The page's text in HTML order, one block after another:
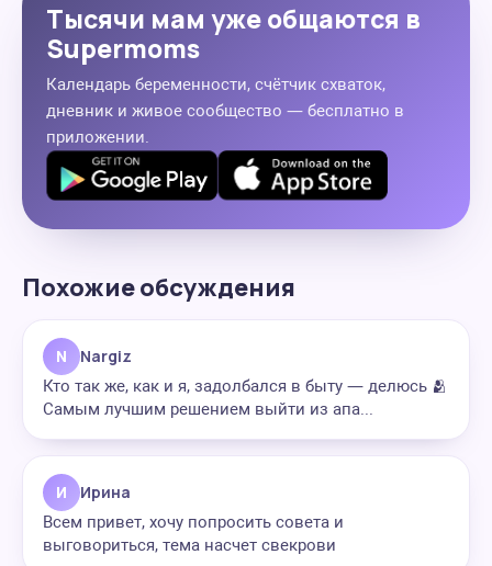
Тысячи мам уже общаются в
Supermoms
Календарь беременности, счётчик схваток,
дневник и живое сообщество — бесплатно в
приложении.
Похожие обсуждения
N Nargiz
Кто так же, как и я, задолбался в быту — делюсь 🫂
Самым лучшим решением выйти из апа...
И Ирина
Всем привет, хочу попросить совета и
выговориться, тема насчет свекрови